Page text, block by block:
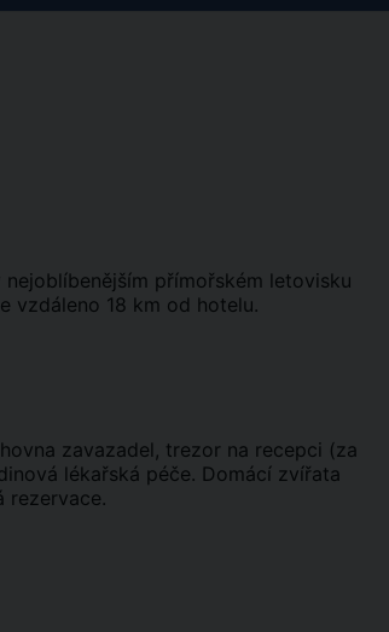
přímořském letovisku
vzdáleno 18 km od hotelu.
zavazadel, trezor na recepci (za
lékařská péče. Domácí zvířata
rezervace.